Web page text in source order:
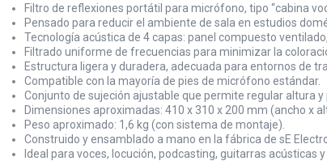
Filtro de reflexiones portátil para micrófono, tipo “cabina
Pensado para reducir el ambiente de sala en estudios
Tecnología acústica de 4 capas: panel compuesto
Filtrado uniforme de frecuencias para minimizar la
Estructura ligera y duradera, adecuada para entornos de
Compatible con la mayoría de pies de micrófono estándar.
Conjunto de sujeción ajustable que permite regular altura
Dimensiones aproximadas: 410 x 310 x 200 mm (ancho x
Peso aproximado: 1,6 kg (con sistema de montaje).
Construido y ensamblado a mano en la fábrica de sE
Ideal para voces, locución, podcasting, guitarras acústicas y